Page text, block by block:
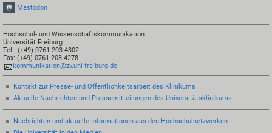
Mastodon
Hochschul- und Wissenschaftskommunikation
Universität Freiburg
Tel.: (+49) 0761 203 4302
Fax: (+49) 0761 203 4278
kommunikation@zv.uni-freiburg.de
Kontakt zur Presse- und Öffentlichkeitsarbeit des Klinikums
Aktuelle Nachrichten und Pressemitteilungen des Universitätsklinikums
Nachrichten und aktuelle Informationen aus den Hochschulnetzwerken